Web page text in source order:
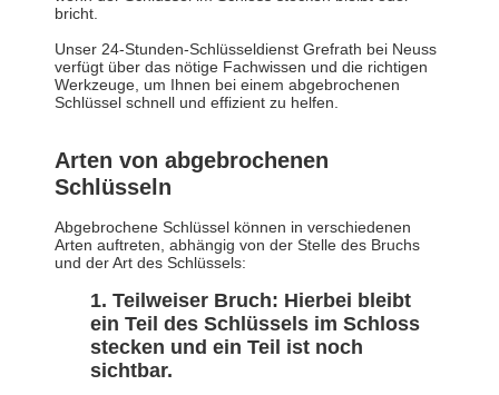
bricht.
Unser 24-Stunden-Schlüsseldienst Grefrath bei Neuss
verfügt über das nötige Fachwissen und die richtigen
Werkzeuge, um Ihnen bei einem abgebrochenen
Schlüssel schnell und effizient zu helfen.
Arten von abgebrochenen
Schlüsseln
Abgebrochene Schlüssel können in verschiedenen
Arten auftreten, abhängig von der Stelle des Bruchs
und der Art des Schlüssels:
Teilweiser Bruch: Hierbei bleibt
ein Teil des Schlüssels im Schloss
stecken und ein Teil ist noch
sichtbar.